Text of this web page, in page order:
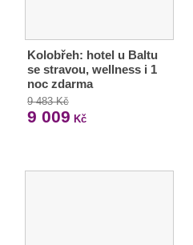
Kolobřeh: hotel u Baltu
se stravou, wellness i 1
noc zdarma
9 483 Kč
9 009 Kč